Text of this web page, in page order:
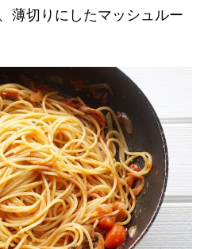
薄切りにしたマッシュルー